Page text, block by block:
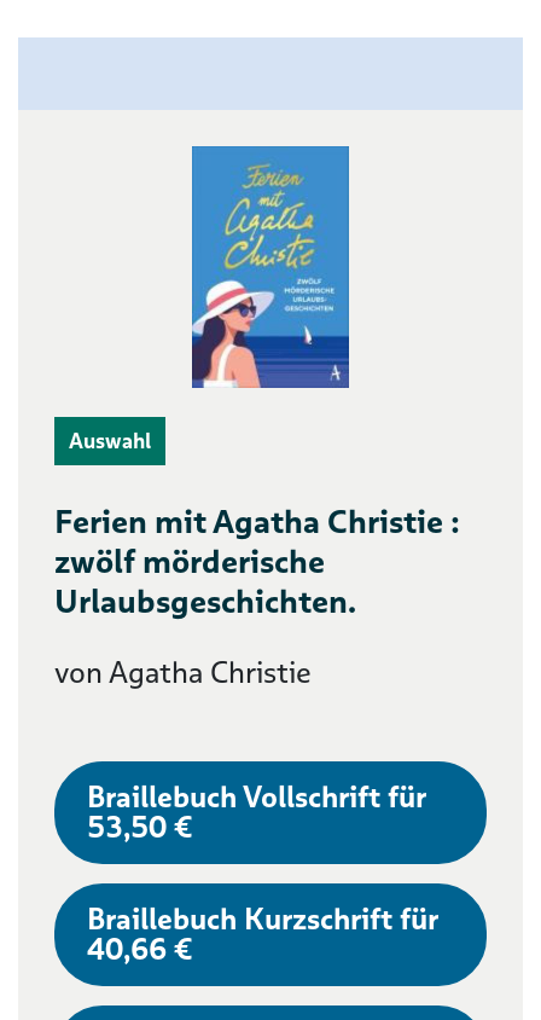
Auswahl
Ferien mit Agatha Christie :
zwölf mörderische
Urlaubsgeschichten.
von Agatha Christie
Braillebuch Vollschrift für
53,50 €
Braillebuch Kurzschrift für
40,66 €